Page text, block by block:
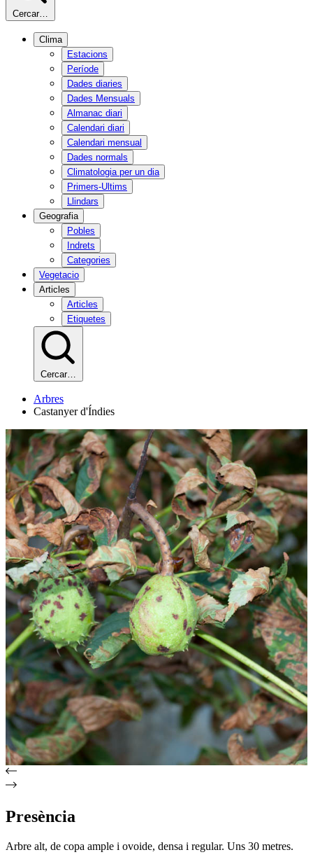
Cercar…
Clima
Estacions
Període
Dades diaries
Dades Mensuals
Almanac diari
Calendari diari
Calendari mensual
Dades normals
Climatologia per un dia
Primers-Ultims
Llindars
Geografia
Pobles
Indrets
Categories
Vegetacio
Articles
Articles
Etiquetes
Cercar…
Arbres
Castanyer d'Índies
Presència
Arbre alt, de copa ample i ovoide, densa i regular. Uns 30 metres.